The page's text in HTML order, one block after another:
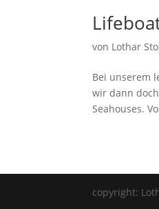
von Lothar
Bei unserem
wir dann
Seahouses.
copyright: